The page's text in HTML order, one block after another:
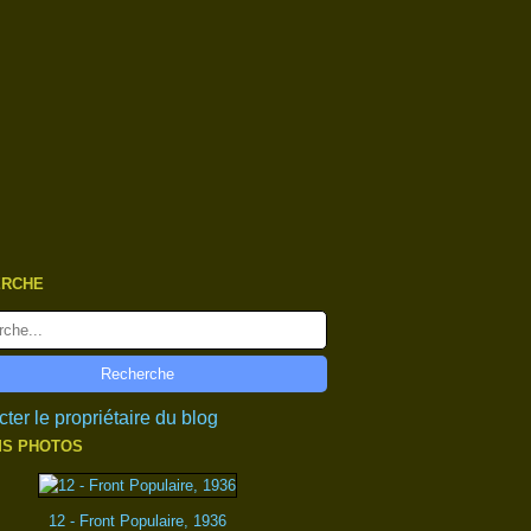
le propriétaire du blog
PHOTOS
12 - Front Populaire, 1936